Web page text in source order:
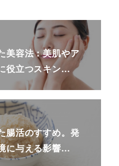
美容法：美肌やア
役立つスキン…
腸活のすすめ。発
に与える影響…